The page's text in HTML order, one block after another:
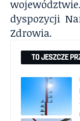
dyspozycji
Zdrowia.
TO JESZCZE